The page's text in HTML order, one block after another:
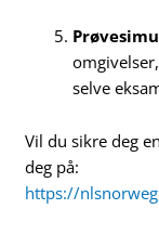
selve
Vil du sikre deg
deg på:
https://